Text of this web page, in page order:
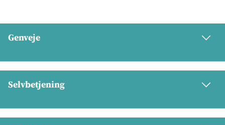
Genveje
Selvbetjening